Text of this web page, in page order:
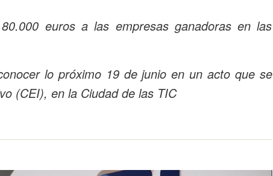
euros a las empresas ganadoras en las
lo próximo 19 de junio en un acto que se
(CEI), en la Ciudad de las TIC